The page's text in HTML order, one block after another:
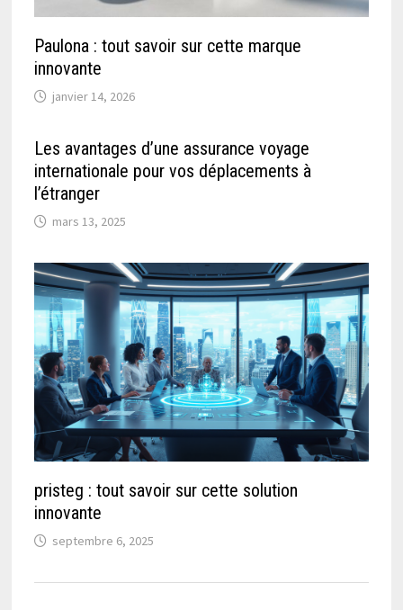
Paulona : tout savoir sur cette marque
innovante
janvier 14, 2026
Les avantages d’une assurance voyage
internationale pour vos déplacements à
l’étranger
mars 13, 2025
pristeg : tout savoir sur cette solution
innovante
septembre 6, 2025